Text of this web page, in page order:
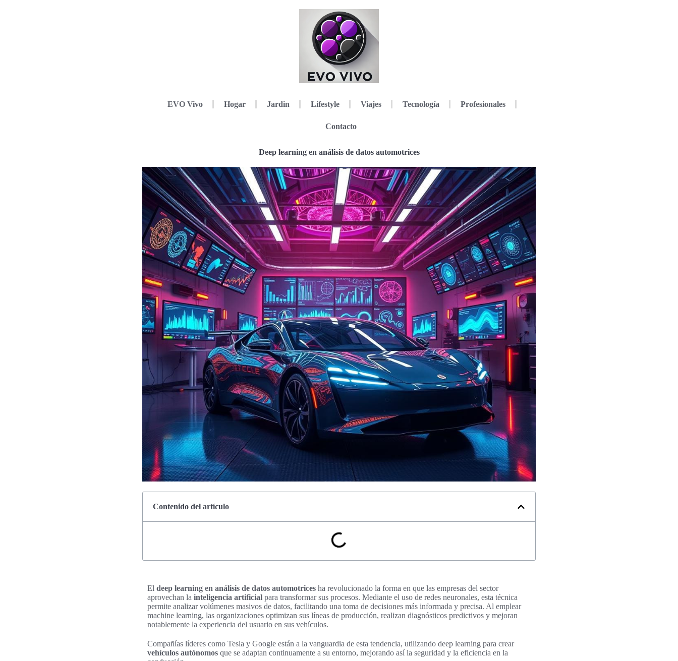
EVO Vivo Hogar Jardin Lifestyle Viajes Tecnología Profesionales
Contacto
Deep learning en análisis de datos automotrices
Contenido del artículo
El deep learning en análisis de datos automotrices ha revolucionado la forma en que las empresas del sector
aprovechan la inteligencia artificial para transformar sus procesos. Mediante el uso de redes neuronales, esta técnica
permite analizar volúmenes masivos de datos, facilitando una toma de decisiones más informada y precisa. Al emplear
machine learning, las organizaciones optimizan sus líneas de producción, realizan diagnósticos predictivos y mejoran
notablemente la experiencia del usuario en sus vehículos.
Compañías líderes como Tesla y Google están a la vanguardia de esta tendencia, utilizando deep learning para crear
vehículos autónomos que se adaptan continuamente a su entorno, mejorando así la seguridad y la eficiencia en la